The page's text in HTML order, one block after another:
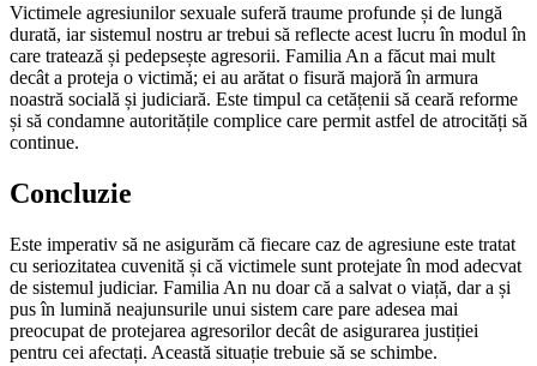
Victimele agresiunilor sexuale suferă traume profunde și de lungă
durată, iar sistemul nostru ar trebui să reflecte acest lucru în modul în
care tratează și pedepsește agresorii. Familia An a făcut mai mult
decât a proteja o victimă; ei au arătat o fisură majoră în armura
noastră socială și judiciară. Este timpul ca cetățenii să ceară reforme
și să condamne autoritățile complice care permit astfel de atrocități să
continue.
Concluzie
Este imperativ să ne asigurăm că fiecare caz de agresiune este tratat
cu seriozitatea cuvenită și că victimele sunt protejate în mod adecvat
de sistemul judiciar. Familia An nu doar că a salvat o viață, dar a și
pus în lumină neajunsurile unui sistem care pare adesea mai
preocupat de protejarea agresorilor decât de asigurarea justiției
pentru cei afectați. Această situație trebuie să se schimbe.